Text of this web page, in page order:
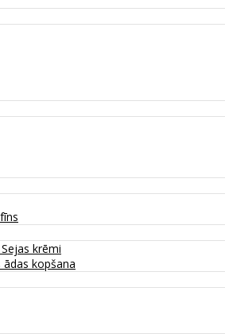
Sejas krēmi
kopšana